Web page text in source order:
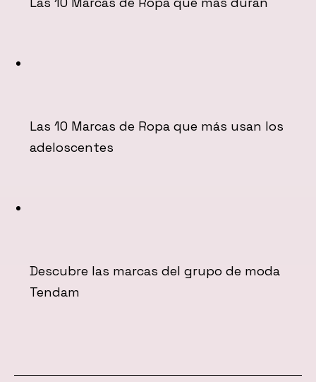
Las 10 Marcas de Ropa que más usan los
adeloscentes
Descubre las marcas del grupo de moda
Tendam